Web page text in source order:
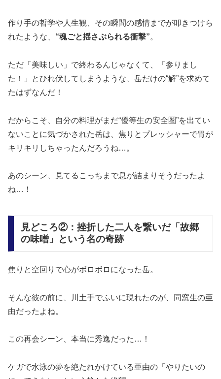
作り手の哲学や人生観、その瞬間の感情までが叩きつけら
れたような、 “魂ごと揺さぶられる衝撃”。
ただ「美味しい」で終わるんじゃなくて、「参りまし
た！」とひれ伏してしまうような、岳だけの“解”を求めて
たはずなんだ！
だからこそ、自分の料理がまだ“優等生の安全圏”を出てい
ないことに気づかされた岳は、焦りとプレッシャーで胃が
キリキリしちゃったんだろうね…。
あのシーン、見てるこっちまで息が詰まりそうだったよ
ね…！
見どころ②：挫折した二人を繋いだ「故郷
の味噌」という名の奇跡
焦りと空回りで心がボロボロになった岳。
そんな彼の前に、川土手でふいに現れたのが、同窓生の亜
由だったよね。
この再会シーン、本当に秀逸だった…！
ケガで水泳の夢を絶たれかけている亜由の「やりたいの